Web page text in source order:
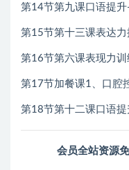
第14节第九课口语提
第15节第十三课表达
第16节第六课表现力
第17节加餐课1、口腔
第18节第十二课口语
会员全站资源